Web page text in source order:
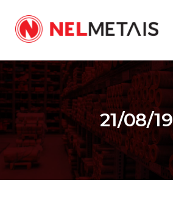
21/08/19